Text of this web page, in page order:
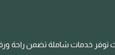
حيث توفر خدمات شاملة تضمن راحة